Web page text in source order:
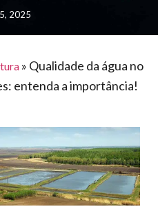
2025
» Qualidade da água no
entenda a importância!